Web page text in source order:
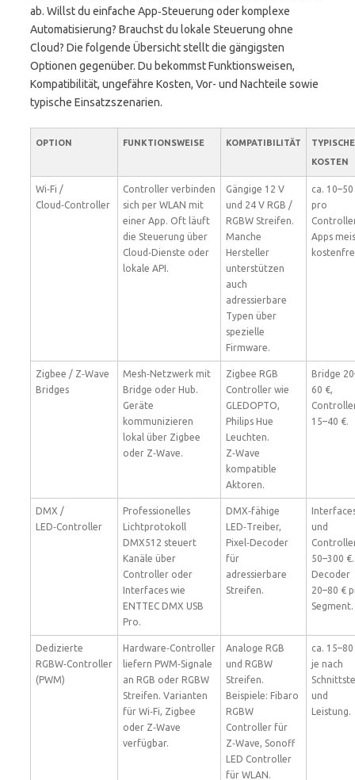
ab. Willst du einfache App‑Steuerung oder komplexe
Automatisierung? Brauchst du lokale Steuerung ohne
Cloud? Die folgende Übersicht stellt die gängigsten
Optionen gegenüber. Du bekommst Funktionsweisen,
Kompatibilität, ungefähre Kosten, Vor- und Nachteile sowie
typische Einsatzszenarien.
OPTION FUNKTIONSWEISE KOMPATIBILITÄT
TYPISCHE
KOSTEN
Wi‑Fi /
Cloud‑Controller
Controller verbinden
sich per WLAN mit
einer App. Oft läuft
die Steuerung über
Cloud‑Dienste oder
lokale API.
Gängige 12 V
und 24 V RGB /
RGBW Streifen.
Manche
Hersteller
unterstützen
auch
adressierbare
Typen über
spezielle
Firmware.
ca. 10–50
pro
Apps
Zigbee / Z‑Wave
Bridges
Mesh‑Netzwerk mit
Bridge oder Hub.
Geräte
kommunizieren
lokal über Zigbee
oder Z‑Wave.
Zigbee RGB
Controller wie
GLEDOPTO,
Philips Hue
Leuchten.
Z‑Wave
kompatible
Aktoren.
Bridge
60 €,
15–40 €.
DMX /
LED‑Controller
Professionelles
Lichtprotokoll
DMX512 steuert
Kanäle über
Controller oder
Interfaces wie
ENTTEC DMX USB
Pro.
DMX‑fähige
LED‑Treiber,
Pixel‑Decoder
für
adressierbare
Streifen.
und
50–300 €.
Decoder
20–80 €
Segment.
Dedizierte
RGBW‑Controller
(PWM)
Hardware‑Controller
liefern PWM‑Signale
an RGB oder RGBW
Streifen. Varianten
für Wi‑Fi, Zigbee
oder Z‑Wave
verfügbar.
Analoge RGB
und RGBW
Streifen.
Beispiele: Fibaro
RGBW
Controller für
Z‑Wave, Sonoff
LED Controller
für WLAN.
ca. 15–80
je nach
und
Leistung.